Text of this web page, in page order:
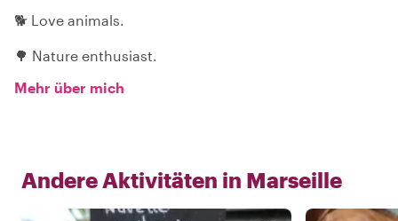
🐕 Love animals.
🌳 Nature enthusiast.
Mehr über mich
Andere Aktivitäten in Marseille